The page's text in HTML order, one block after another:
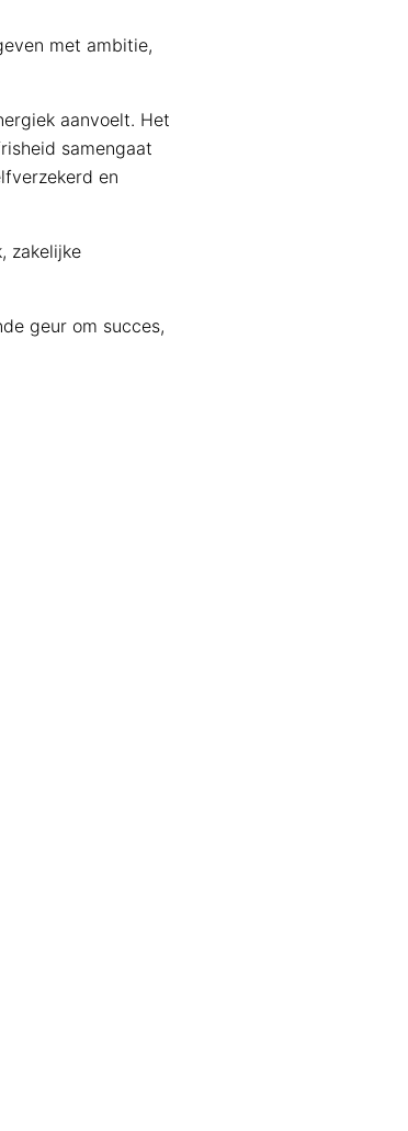
met ambitie,
aanvoelt. Het
samengaat
en
zakelijke
geur om succes,